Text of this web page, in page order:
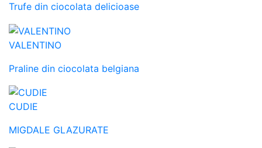
Trufe din ciocolata delicioase
VALENTINO
Praline din ciocolata belgiana
CUDIE
MIGDALE GLAZURATE